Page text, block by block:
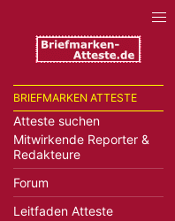
BRIEFMARKEN ATTESTE
Atteste suchen
Mitwirkende Reporter &
Redakteure
Forum
Leitfaden Atteste